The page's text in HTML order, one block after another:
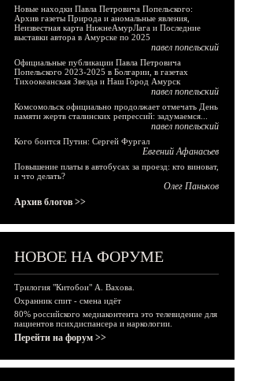
Новые находки Павла Петровича Попельского:
Архив газеты Природа и аномальные явления,
Неизвестная карта НижнеАмурЛага и Последние
выставки автора в Амурске по 2025
павел попельский
Официальные публикации Павла Петровича
Попельского 2023-2025 в Болгарии, в газетах
Тихоокеанская Звезда и Наш Город Амурск
павел попельский
Комсомольск официально продолжает отмечать День
памяти жертв сталинских репрессий: задумаемся...
павел попельский
Кого боится Путин: Сергей Фургал
Евгений Афанасьев
Повышение платы в автобусах за проезд: кто виноват,
и что делать?
Олег Паньков
Архив блогов >>
НОВОЕ НА ФОРУМЕ
Трилогия "Китобои" А. Вахова.
Охранник спит - смена идёт
80% российского медиаконтента это телевидение для
пациентов психдиспансера и наркологии.
Перейти на форум >>